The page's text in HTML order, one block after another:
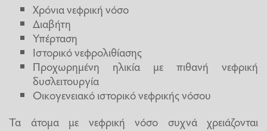
Χρόνια νεφρική νόσο
Διαβήτη
Υπέρταση
Ιστορικό νεφρολιθίασης
Προχωρημένη ηλικία με πιθανή νεφρική
δυσλειτουργία
Οικογενειακό ιστορικό νεφρικής νόσου
Τα άτομα με νεφρική νόσο συχνά χρειάζονται